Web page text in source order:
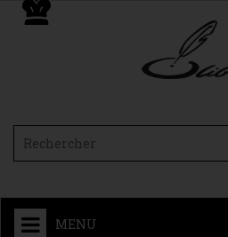
MENU